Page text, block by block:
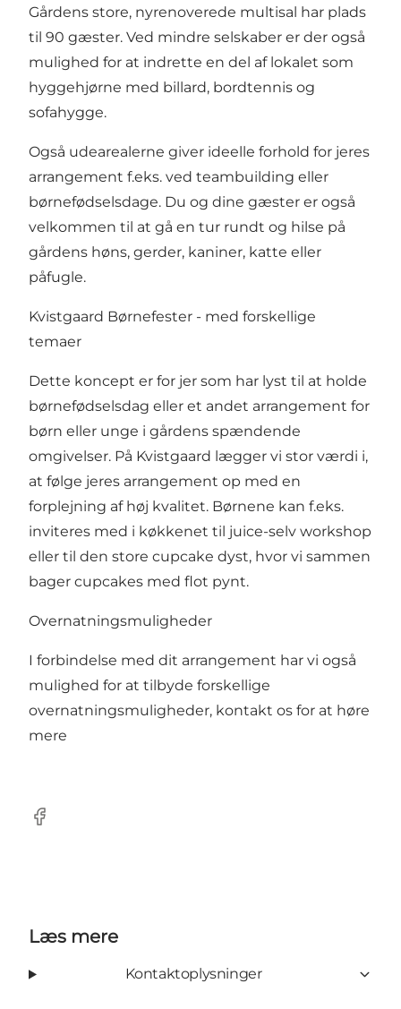
Gårdens store, nyrenoverede multisal har plads
til 90 gæster. Ved mindre selskaber er der også
mulighed for at indrette en del af lokalet som
hyggehjørne med billard, bordtennis og
sofahygge.
Også udearealerne giver ideelle forhold for jeres
arrangement f.eks. ved teambuilding eller
børnefødselsdage. Du og dine gæster er også
velkommen til at gå en tur rundt og hilse på
gårdens høns, gerder, kaniner, katte eller
påfugle.
Kvistgaard Børnefester - med forskellige
temaer
Dette koncept er for jer som har lyst til at holde
børnefødselsdag eller et andet arrangement for
børn eller unge i gårdens spændende
omgivelser. På Kvistgaard lægger vi stor værdi i,
at følge jeres arrangement op med en
forplejning af høj kvalitet. Børnene kan f.eks.
inviteres med i køkkenet til juice-selv workshop
eller til den store cupcake dyst, hvor vi sammen
bager cupcakes med flot pynt.
Overnatningsmuligheder
I forbindelse med dit arrangement har vi også
mulighed for at tilbyde forskellige
overnatningsmuligheder, kontakt os for at høre
mere
Facebook
Læs mere
Kontaktoplysninger